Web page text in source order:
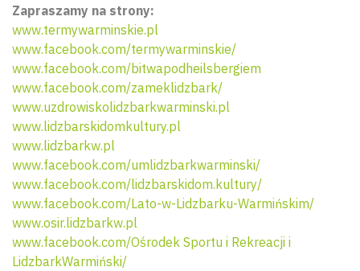
Zapraszamy na strony:
www.termywarminskie.pl
www.facebook.com/termywarminskie/
www.facebook.com/bitwapodheilsbergiem
www.facebook.com/zameklidzbark/
www.uzdrowiskolidzbarkwarminski.pl
www.lidzbarskidomkultury.pl
www.lidzbarkw.pl
www.facebook.com/umlidzbarkwarminski/
www.facebook.com/lidzbarskidom.kultury/
www.facebook.com/Lato-w-Lidzbarku-Warmińskim/
www.osir.lidzbarkw.pl
www.facebook.com/Ośrodek Sportu i Rekreacji i
LidzbarkWarmiński/